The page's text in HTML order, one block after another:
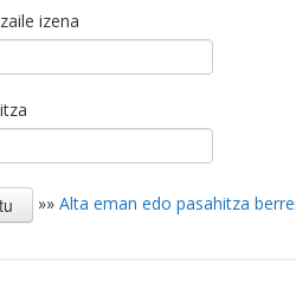
izena
»» Alta eman edo pasahitza